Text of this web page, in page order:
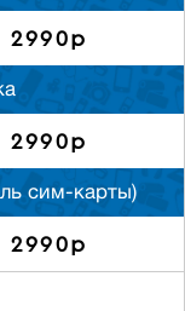
2990р
2990р
сим-карты)
2990р